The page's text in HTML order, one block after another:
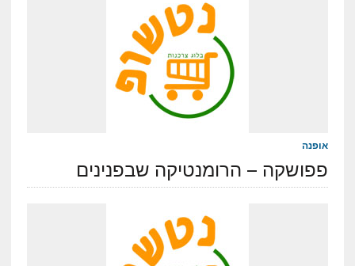
אופנה
פפושקה – הרומנטיקה שבפנינים